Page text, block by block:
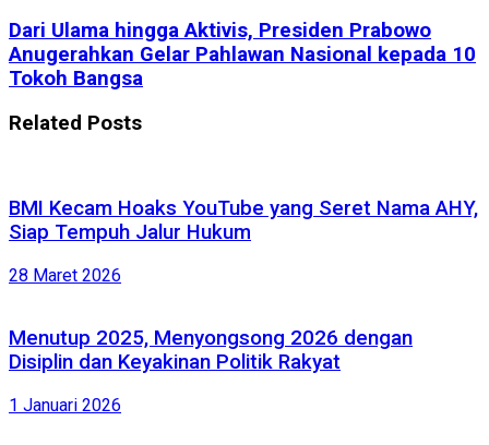
Dari Ulama hingga Aktivis, Presiden Prabowo
Anugerahkan Gelar Pahlawan Nasional kepada 10
Tokoh Bangsa
Related Posts
BMI Kecam Hoaks YouTube yang Seret Nama AHY,
Siap Tempuh Jalur Hukum
28 Maret 2026
Menutup 2025, Menyongsong 2026 dengan
Disiplin dan Keyakinan Politik Rakyat
1 Januari 2026